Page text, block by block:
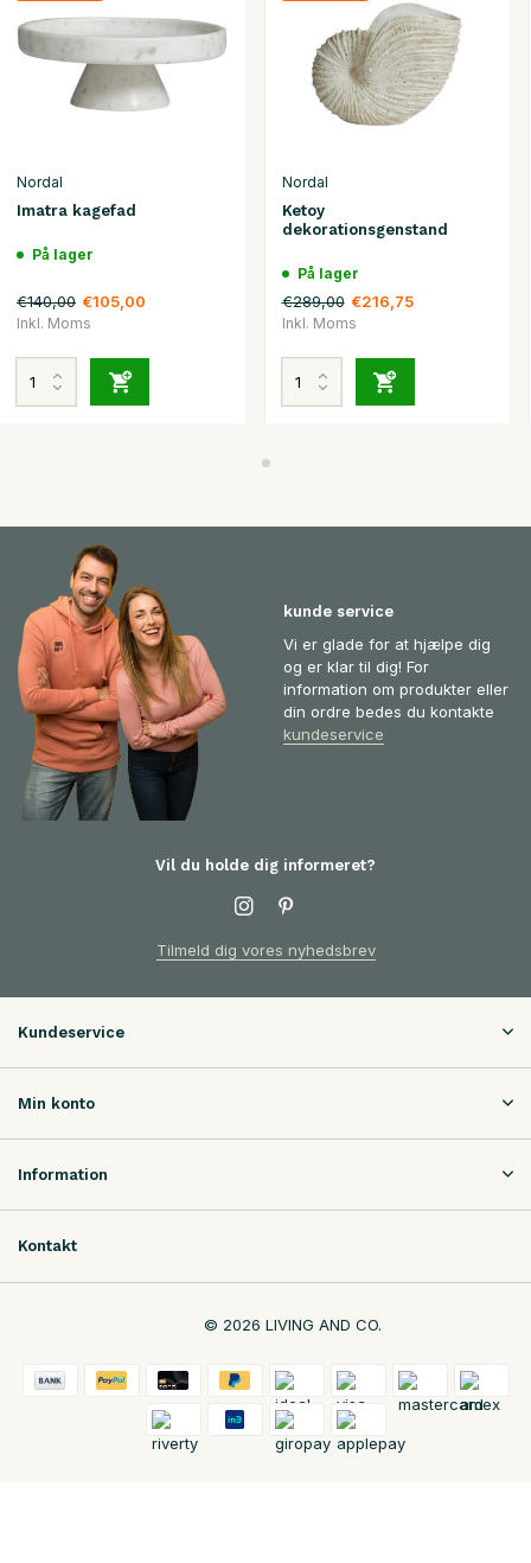
Nordal
Imatra kagefad
På lager
€140,00 €105,00
Inkl. Moms
Nordal
Ketoy
dekorationsgenstand
På lager
€289,00 €216,75
Inkl. Moms
kunde service
Vi er glade for at hjælpe dig
og er klar til dig! For
information om produkter eller
din ordre bedes du kontakte
kundeservice
Vil du holde dig informeret?
Tilmeld dig vores nyhedsbrev
Kundeservice
Min konto
Information
Kontakt
© 2026 LIVING AND CO.